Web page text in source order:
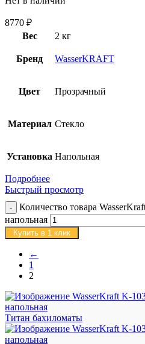
8770 ₽
Вес
2 кг
Бренд WasserKRAFT
Цвет Прозрачный
Материал Стекло
Установка Напольная
Подробнее
Быстрый просмотр
Количество товара
напольная
Купить в 1 клик
←
1
2
Титан бахиломаты